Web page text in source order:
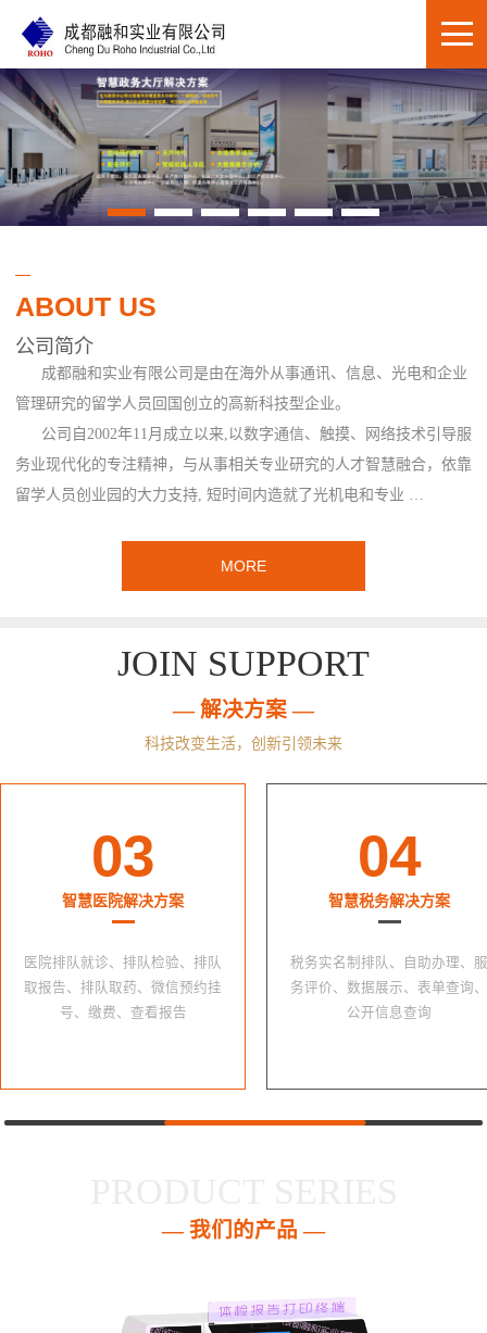
ABOUT US
公司简介
成都融和实业有限公司是由在海外从事通讯、信息、光电和企业
管理研究的留学人员回国创立的高新科技型企业。
公司自2002年11月成立以来,以数字通信、触摸、网络技术引导服
务业现代化的专注精神，与从事相关专业研究的人才智慧融合，依靠
留学人员创业园的大力支持, 短时间内造就了光机电和专业 …
MORE
JOIN SUPPORT
— 解决方案 —
科技改变生活，创新引领未来
03
智慧医院解决方案
医院排队就诊、排队检验、排队
取报告、排队取药、微信预约挂
号、缴费、查看报告
04
智慧税务解决方案
税务实名制排队、自助办理、服
务评价、数据展示、表单查询、
公开信息查询
— 我们的产品 —